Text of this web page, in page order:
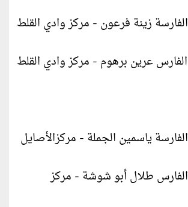
الفارسة زينة فرعون - مركز وادي القلط
الفارس عرين برهوم - مركز وادي القلط
ياسمين الجملة - مركزالأصايل
-الفارس طلال أبو شوشة - مركز